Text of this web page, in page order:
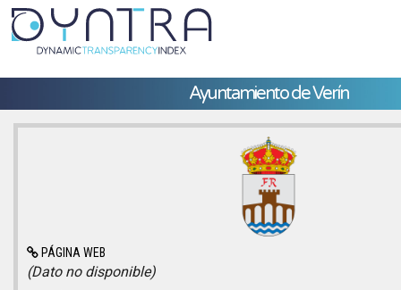
Ayuntamiento de Verín
PÁGINA WEB
(Dato no disponible)